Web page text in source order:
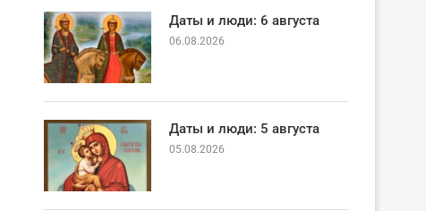
Даты и люди: 6 августа
06.08.2026
Даты и люди: 5 августа
05.08.2026